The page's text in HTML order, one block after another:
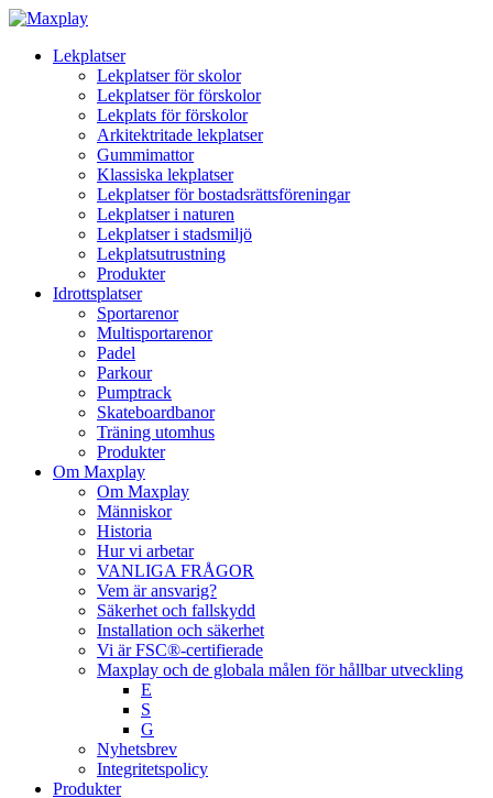
Lekplatser
Lekplatser för skolor
Lekplatser för förskolor
Lekplats för förskolor
Arkitektritade lekplatser
Gummimattor
Klassiska lekplatser
Lekplatser för bostadsrättsföreningar
Lekplatser i naturen
Lekplatser i stadsmiljö
Lekplatsutrustning
Produkter
Idrottsplatser
Sportarenor
Multisportarenor
Padel
Parkour
Pumptrack
Skateboardbanor
Träning utomhus
Produkter
Om Maxplay
Om Maxplay
Människor
Historia
Hur vi arbetar
VANLIGA FRÅGOR
Vem är ansvarig?
Säkerhet och fallskydd
Installation och säkerhet
Vi är FSC®-certifierade
Maxplay och de globala målen för hållbar utveckling
E
S
G
Nyhetsbrev
Integritetspolicy
Produkter